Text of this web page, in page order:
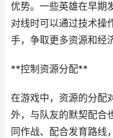
优势。一些英雄在早期
对线时可以通过技术操
手，争取更多资源和经
**控制资源分配**
在游戏中，资源的分配
外，与队友的默契配合
同作战、配合发育路线